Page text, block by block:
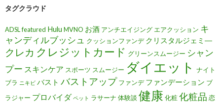
タグクラウド
ADSLfeatured Hulu MVNO お酒 アンチエイジング エアクッション キ
ャンディルブッシュ クッションファンデ クリスタルジェミ―
クレカ クレジットカード グリーンスムージー シャン
プー スキンケア スポーツ スムージー ダイエット
ナイト
ブラ ニキビ バスト バストアップ ファンデ ファンデーション ブ
ラジャー プロバイダ ペット ラサーナ 体験談 健康 化粧化粧品 恋